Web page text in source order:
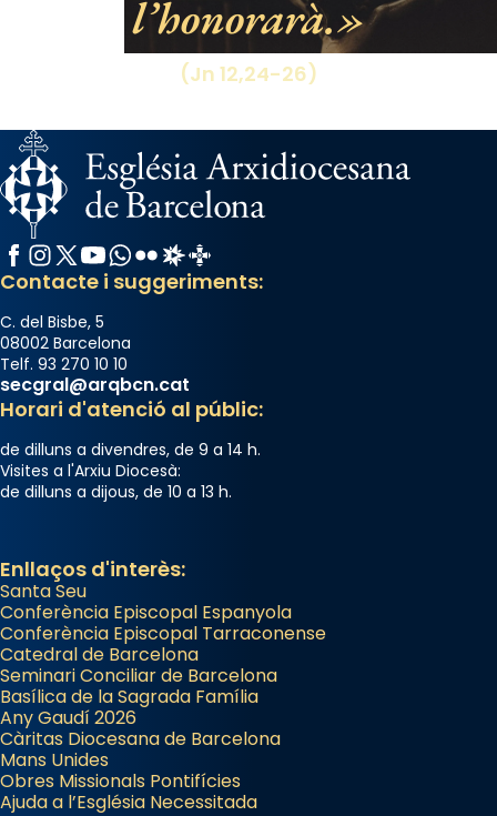
l’honorarà.
(Jn 12,24-26)
Facebook
Instagram
X / Twitter
YouTube
WhatsApp
FlickrRadio Estel
Catalunya Cristiana
Contacte i suggeriments:
C. del Bisbe, 5
08002 Barcelona
Telf. 93 270 10 10
secgral@arqbcn.cat
Horari d'atenció al públic:
de dilluns a divendres, de 9 a 14 h.
Visites a l'Arxiu Diocesà:
de dilluns a dijous, de 10 a 13 h.
Enllaços d'interès:
Santa Seu
Conferència Episcopal Espanyola
Conferència Episcopal Tarraconense
Catedral de Barcelona
Seminari Conciliar de Barcelona
Basílica de la Sagrada Família
Any Gaudí 2026
Càritas Diocesana de Barcelona
Mans Unides
Obres Missionals Pontifícies
Ajuda a l’Església Necessitada